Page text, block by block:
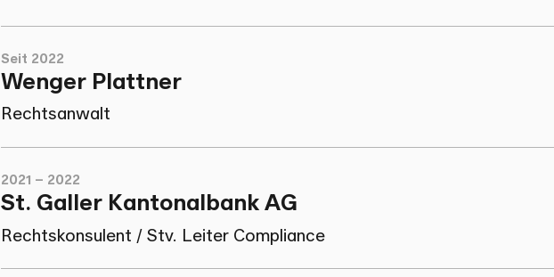
Seit 2022
Wenger Plattner
Rechtsanwalt
2021 – 2022
St. Galler Kantonalbank AG
Rechtskonsulent / Stv. Leiter Compliance